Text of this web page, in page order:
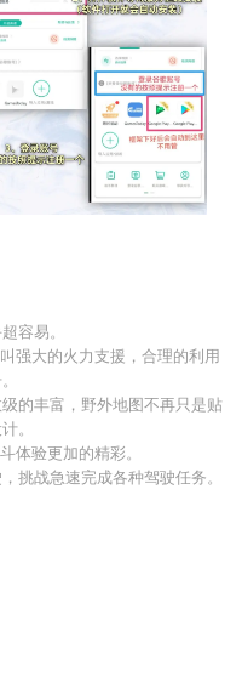
容易。
强大的火力支援，合理的利用
的丰富，野外地图不再只是贴
。
体验更加的精彩。
挑战急速完成各种驾驶任务。